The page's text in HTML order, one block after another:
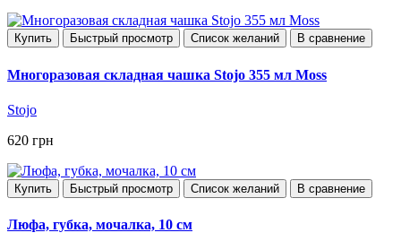
Купить Быстрый просмотр Список желаний В сравнение
Многоразовая складная чашка Stojo 355 мл Moss
Stojo
620 грн
Купить Быстрый просмотр Список желаний В сравнение
Люфа, губка, мочалка, 10 см